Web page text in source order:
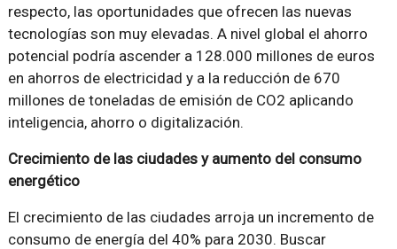
respecto, las oportunidades que ofrecen las nuevas
tecnologías son muy elevadas. A nivel global el ahorro
potencial podría ascender a 128.000 millones de euros
en ahorros de electricidad y a la reducción de 670
millones de toneladas de emisión de CO2 aplicando
inteligencia, ahorro o digitalización.
Crecimiento de las ciudades y aumento del consumo
energético
El crecimiento de las ciudades arroja un incremento de
consumo de energía del 40% para 2030. Buscar